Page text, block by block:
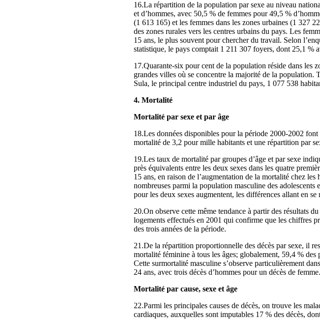
16.La répartition de la population par sexe au niveau
et d’hommes, avec 50,5 % de femmes pour 49,5 %
(1 613 165) et les femmes dans les zones urbaines (1 327
des zones rurales vers les centres urbains du pays. Les
15 ans, le plus souvent pour chercher du travail. Selon
statistique, le pays comptait 1 211 307 foyers, dont 25,1 %
17.Quarante‑six pour cent de la population réside dans les
grandes villes où se concentre la majorité de la population.
Sula, le principal centre industriel du pays, 1 077 538
4. Mortalité
Mortalité par sexe et par âge
18.Les données disponibles pour la période 2000‑2002
mortalité de 3,2 pour mille habitants et une répartition par
19.Les taux de mortalité par groupes d’âge et par sexe
près équivalents entre les deux sexes dans les quatre
15 ans, en raison de l’augmentation de la mortalité chez
nombreuses parmi la population masculine des adolescents
pour les deux sexes augmentent, les différences allant en se
20.On observe cette même tendance à partir des résultats
logements effectués en 2001 qui confirme que les chiffres
des trois années de la période.
21.De la répartition proportionnelle des décès par sexe, il
mortalité féminine à tous les âges; globalement, 59,4 % des
Cette surmortalité masculine s’observe particulièrement
24 ans, avec trois décès d’hommes pour un décès de femme.
Mortalité par cause, sexe et âge
22.Parmi les principales causes de décès, on trouve les
cardiaques, auxquelles sont imputables 17 % des décès,